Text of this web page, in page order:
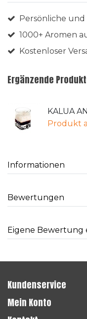
Persönliche
1000+ Aromen
Kostenloser
Ergänzende
KALUA
Produkt
Informationen
Bewertungen
Eigene Bewertung
Kundenservice
Mein Konto